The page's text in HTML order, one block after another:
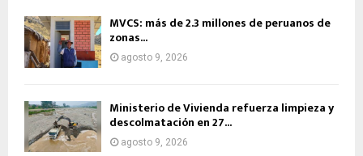
MVCS: más de 2.3 millones de peruanos de
zonas...
agosto 9, 2026
Ministerio de Vivienda refuerza limpieza y
descolmatación en 27...
agosto 9, 2026